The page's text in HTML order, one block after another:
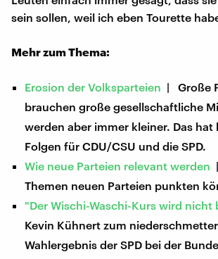
sein sollen, weil ich eben Tourette
Mehr zum Thema:
Erosion der Volksparteien | Große
brauchen große gesellschaftliche
werden aber immer kleiner. Das hat
Folgen für CDU/CSU und die SPD.
Wie neue Parteien relevant werden
Themen neuen Parteien punkten
"Der Wischi-Waschi-Kurs wird nicht
Kevin Kühnert zum
Wahlergebnis der SPD bei der